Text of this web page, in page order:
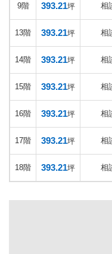
9階 393.21坪 相
13階 393.21坪 相
14階 393.21坪 相
15階 393.21坪 相
16階 393.21坪 相
17階 393.21坪 相
18階 393.21坪 相